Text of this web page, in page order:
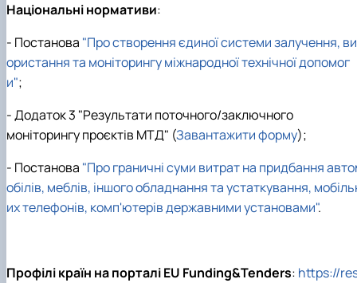
Національні нормативи:
- Постанова "Про створення єдиної системи залучення,
ористання та моніторингу міжнародної технічної допомог
и";
- Додаток 3 "Результати поточного/заключного
моніторингу проєктів МТД" (Завантажити форму);
- Постанова "Про граничні суми витрат на придбання
обілів, меблів, іншого обладнання та устаткування,
их телефонів, комп'ютерів державними установами".
Профілі країн на порталі EU Funding&Tenders: https://